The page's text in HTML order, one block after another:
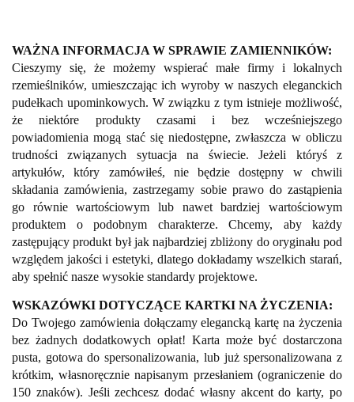
WAŻNA INFORMACJA W SPRAWIE ZAMIENNIKÓW:
Cieszymy się, że możemy wspierać małe firmy i lokalnych
rzemieślników, umieszczając ich wyroby w naszych eleganckich
pudełkach upominkowych. W związku z tym istnieje możliwość,
że niektóre produkty czasami i bez wcześniejszego
powiadomienia mogą stać się niedostępne, zwłaszcza w obliczu
trudności związanych sytuacja na świecie. Jeżeli któryś z
artykułów, który zamówiłeś, nie będzie dostępny w chwili
składania zamówienia, zastrzegamy sobie prawo do zastąpienia
go równie wartościowym lub nawet bardziej wartościowym
produktem o podobnym charakterze. Chcemy, aby każdy
zastępujący produkt był jak najbardziej zbliżony do oryginału pod
względem jakości i estetyki, dlatego dokładamy wszelkich starań,
aby spełnić nasze wysokie standardy projektowe.
WSKAZÓWKI DOTYCZĄCE KARTKI NA ŻYCZENIA:
Do Twojego zamówienia dołączamy elegancką kartę na życzenia
bez żadnych dodatkowych opłat! Karta może być dostarczona
pusta, gotowa do spersonalizowania, lub już spersonalizowana z
krótkim, własnoręcznie napisanym przesłaniem (ograniczenie do
150 znaków). Jeśli zechcesz dodać własny akcent do karty, po